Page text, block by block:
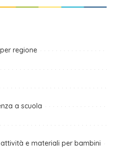
regione
a scuola
e materiali per bambini